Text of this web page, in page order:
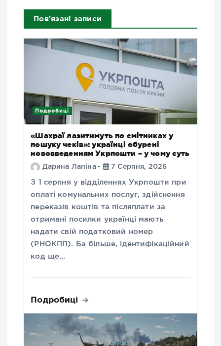
Пов'язані записи
Подробиці
«Шахраї лазитимуть по смітниках у
пошуку чеків»: українці обурені
нововведенням Укрпошти – у чому суть
Дарина Лапіна 7 Серпня, 2026
З 1 серпня у відділеннях Укрпошти при
оплаті комунальних послуг, здійснення
переказів коштів та післяплати за
отримані посилки українці мають
надати свій податковий номер
(РНОКПП). Ба більше, ідентифікаційний
код ще…
Подробиці